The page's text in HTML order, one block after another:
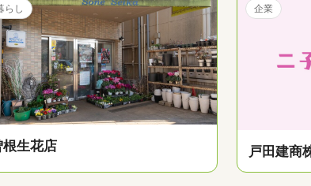
らし
生花店
企業
戸田建商